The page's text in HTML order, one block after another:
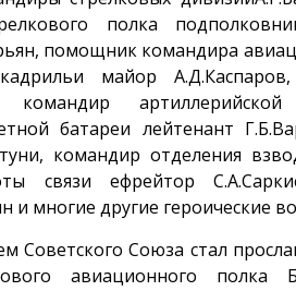
полка
помощник командира
майор
командир
батареи лейтенант
командир отделения
связи ефрейтор
и многие другие героические
Союза стал
авиационного полка